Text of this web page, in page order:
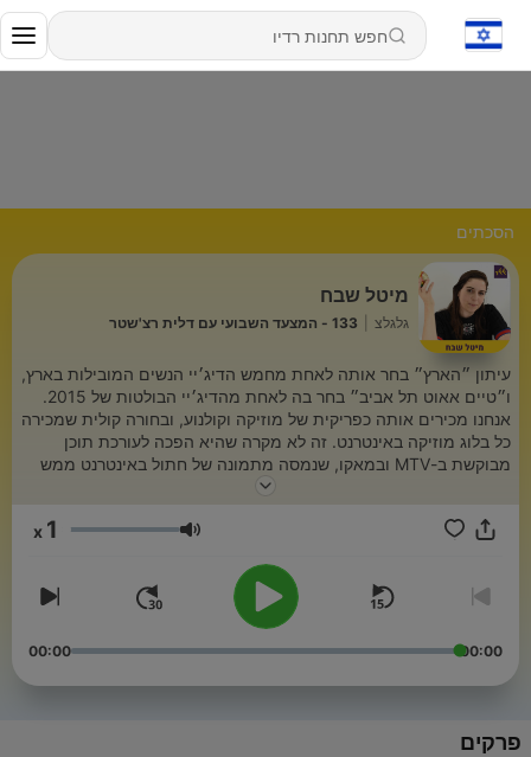
הסכתים
מיטל שבח
גלגלצ 133 - המצעד השבועי עם דלית רצ'שטר
עיתון ״הארץ״ בחר אותה לאחת מחמש הדיג׳יי הנשים המובילות בארץ,
ו״טיים אאוט תל אביב״ בחר בה לאחת מהדיג׳יי הבולטות של 2015.
אנחנו מכירים אותה כפריקית של מוזיקה וקולנוע, ובחורה קולית שמכירה
כל בלוג מוזיקה באינטרנט. זה לא מקרה שהיא הפכה לעורכת תוכן
מבוקשת ב-MTV ובמאקו, שנמסה מתמונה של חתול באינטרנט ממש
כפי שהיא מתרגשת משיר חדש של דרייק.
עוצמת שמע 1
00:00
00:00
פרקים